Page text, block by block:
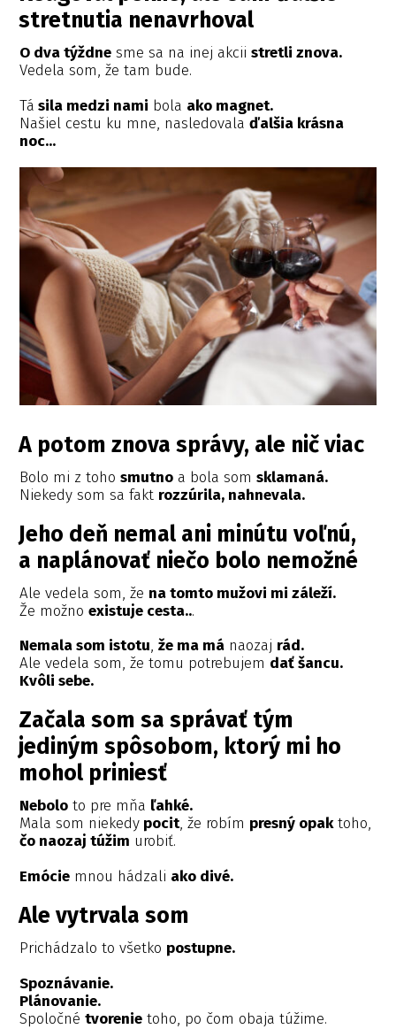
stretnutia nenavrhoval
O dva týždnesme sa na inej akcii stretli znova.
Vedela som, že tam bude.
Tá sila medzi nami bola ako magnet.
Našiel cestu ku mne, nasledovala ďalšia krásna
noc...
A potom znova správy, ale nič viac
Bolo mi z toho smutnoa bola som sklamaná.
Niekedy som sa fakt rozzúrila, nahnevala.
Jeho deň nemal ani minútu voľnú,
a naplánovať niečo bolo nemožné
Ale vedela som, že na tomto mužovi mi záleží.
Že možno existuje cesta...
Nemala som istotu, že ma mánaozaj rád.
Ale vedela som, že tomu potrebujem dať šancu.
Kvôli sebe.
Začala som sa správať tým
jediným spôsobom, ktorý mi ho
mohol priniesť
Neboloto pre mňa ľahké.
Mala som niekedypocit, že robím presný opaktoho,
čo naozaj túžim urobiť.
Emóciemnou hádzali ako divé.
Ale vytrvala som
Prichádzalo to všetko postupne.
Spoznávanie.
Plánovanie.
Spoločné tvorenietoho, po čom obaja túžime.